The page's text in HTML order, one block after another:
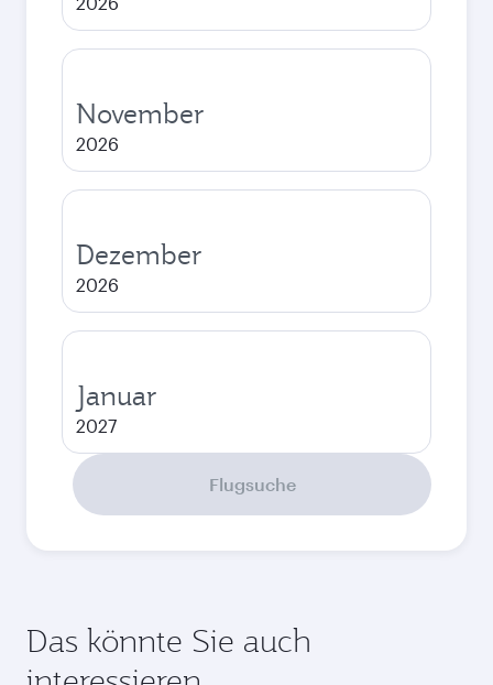
November
2026
Dezember
2026
Januar
2027
Flugsuche
Das könnte Sie auch